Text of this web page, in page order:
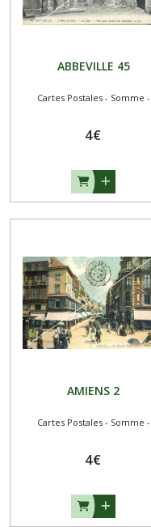
ABBEVILLE 45
Cartes Postales - Somme -
4€
AMIENS 2
Cartes Postales - Somme -
4€